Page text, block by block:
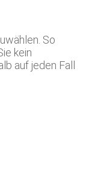
So
kein
auf jeden Fall